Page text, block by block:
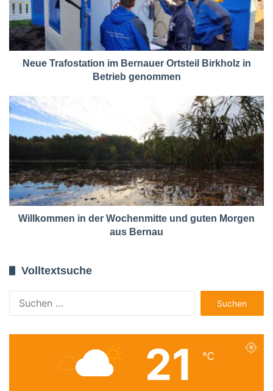
Neue Trafostation im Bernauer Ortsteil Birkholz in
Betrieb genommen
Willkommen in der Wochenmitte und guten Morgen
aus Bernau
Volltextsuche
nach:
21 ℃